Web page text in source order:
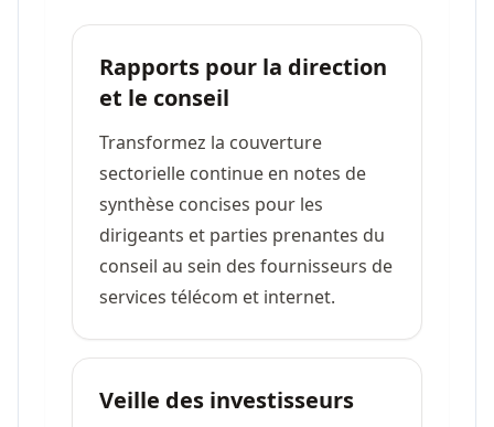
Rapports pour la direction
et le conseil
Transformez la couverture
sectorielle continue en notes de
synthèse concises pour les
dirigeants et parties prenantes du
conseil au sein des fournisseurs de
services télécom et internet.
Veille des investisseurs